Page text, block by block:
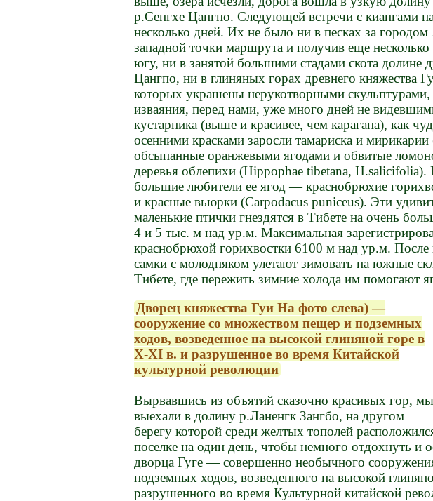
р.Сенгхе Цангпо. Следующей встречи с киангами
несколько дней. Их не было ни в песках за
западной точки маршрута и получив еще
югу, ни в занятой большими стадами скота
Цангпо, ни в глиняных горах древнего княжества
которых украшены нерукотворными
изваяния, перед нами, уже много дней не
кустарника (выше и красивее, чем карагана), как
осенними красками заросли тамариска и
обсыпанные оранжевыми ягодами и обвитые
деревья облепихи (Hippophae tibetana, H.salicifolia).
большие любители ее ягод — краснобрюхие
и красные вьюрки (Carpodacus puniceus). Эти
маленькие птички гнездятся в Тибете на очень
4 и 5 тыс. м над ур.м. Максимальная
краснобрюхой горихвостки 6100 м над ур.м. После
самки с молодняком улетают зимовать на южные
Тибете, где пережить зимние холода им помогают
Дворец княжества Гуи На фото слева) —
сооружение со множеством пещер и подземных
ходов, возведенное на высокой глиняной горе в
X-XI в. и разрушенное во время Китайской
культурной революции
Вырвавшись из объятий сказочно красивых гор, мы
выехали в долину р.Ланенгк Зангбо, на другом
берегу которой среди желтых тополей
поселке на один день, чтобы немного отдохнуть и
дворца Гуге — совершенно необычного
подземных ходов, возведенного на высокой
разрушенного во время Культурной китайской